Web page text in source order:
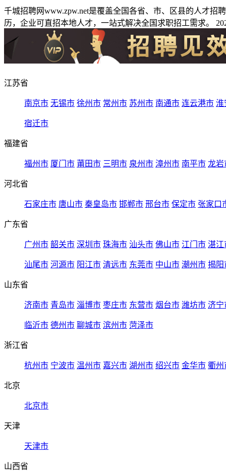
千城招聘网www.zpw.net是覆盖全国各省、市、区县的人才
历，企业可直招本地人才，一站式解决全国求职招工需求。
江苏省
南京市 无锡市 徐州市 常州市 苏州市 南通市 连云港市 淮
宿迁市
福建省
福州市 厦门市 莆田市 三明市 泉州市 漳州市 南平市 龙岩
河北省
石家庄市 唐山市 秦皇岛市 邯郸市 邢台市 保定市 张家口
广东省
广州市 韶关市 深圳市 珠海市 汕头市 佛山市 江门市 湛江
汕尾市 河源市 阳江市 清远市 东莞市 中山市 潮州市 揭阳
山东省
济南市 青岛市 淄博市 枣庄市 东营市 烟台市 潍坊市 济宁
临沂市 德州市 聊城市 滨州市 菏泽市
浙江省
杭州市 宁波市 温州市 嘉兴市 湖州市 绍兴市 金华市 衢州
北京
北京市
天津
天津市
山西省